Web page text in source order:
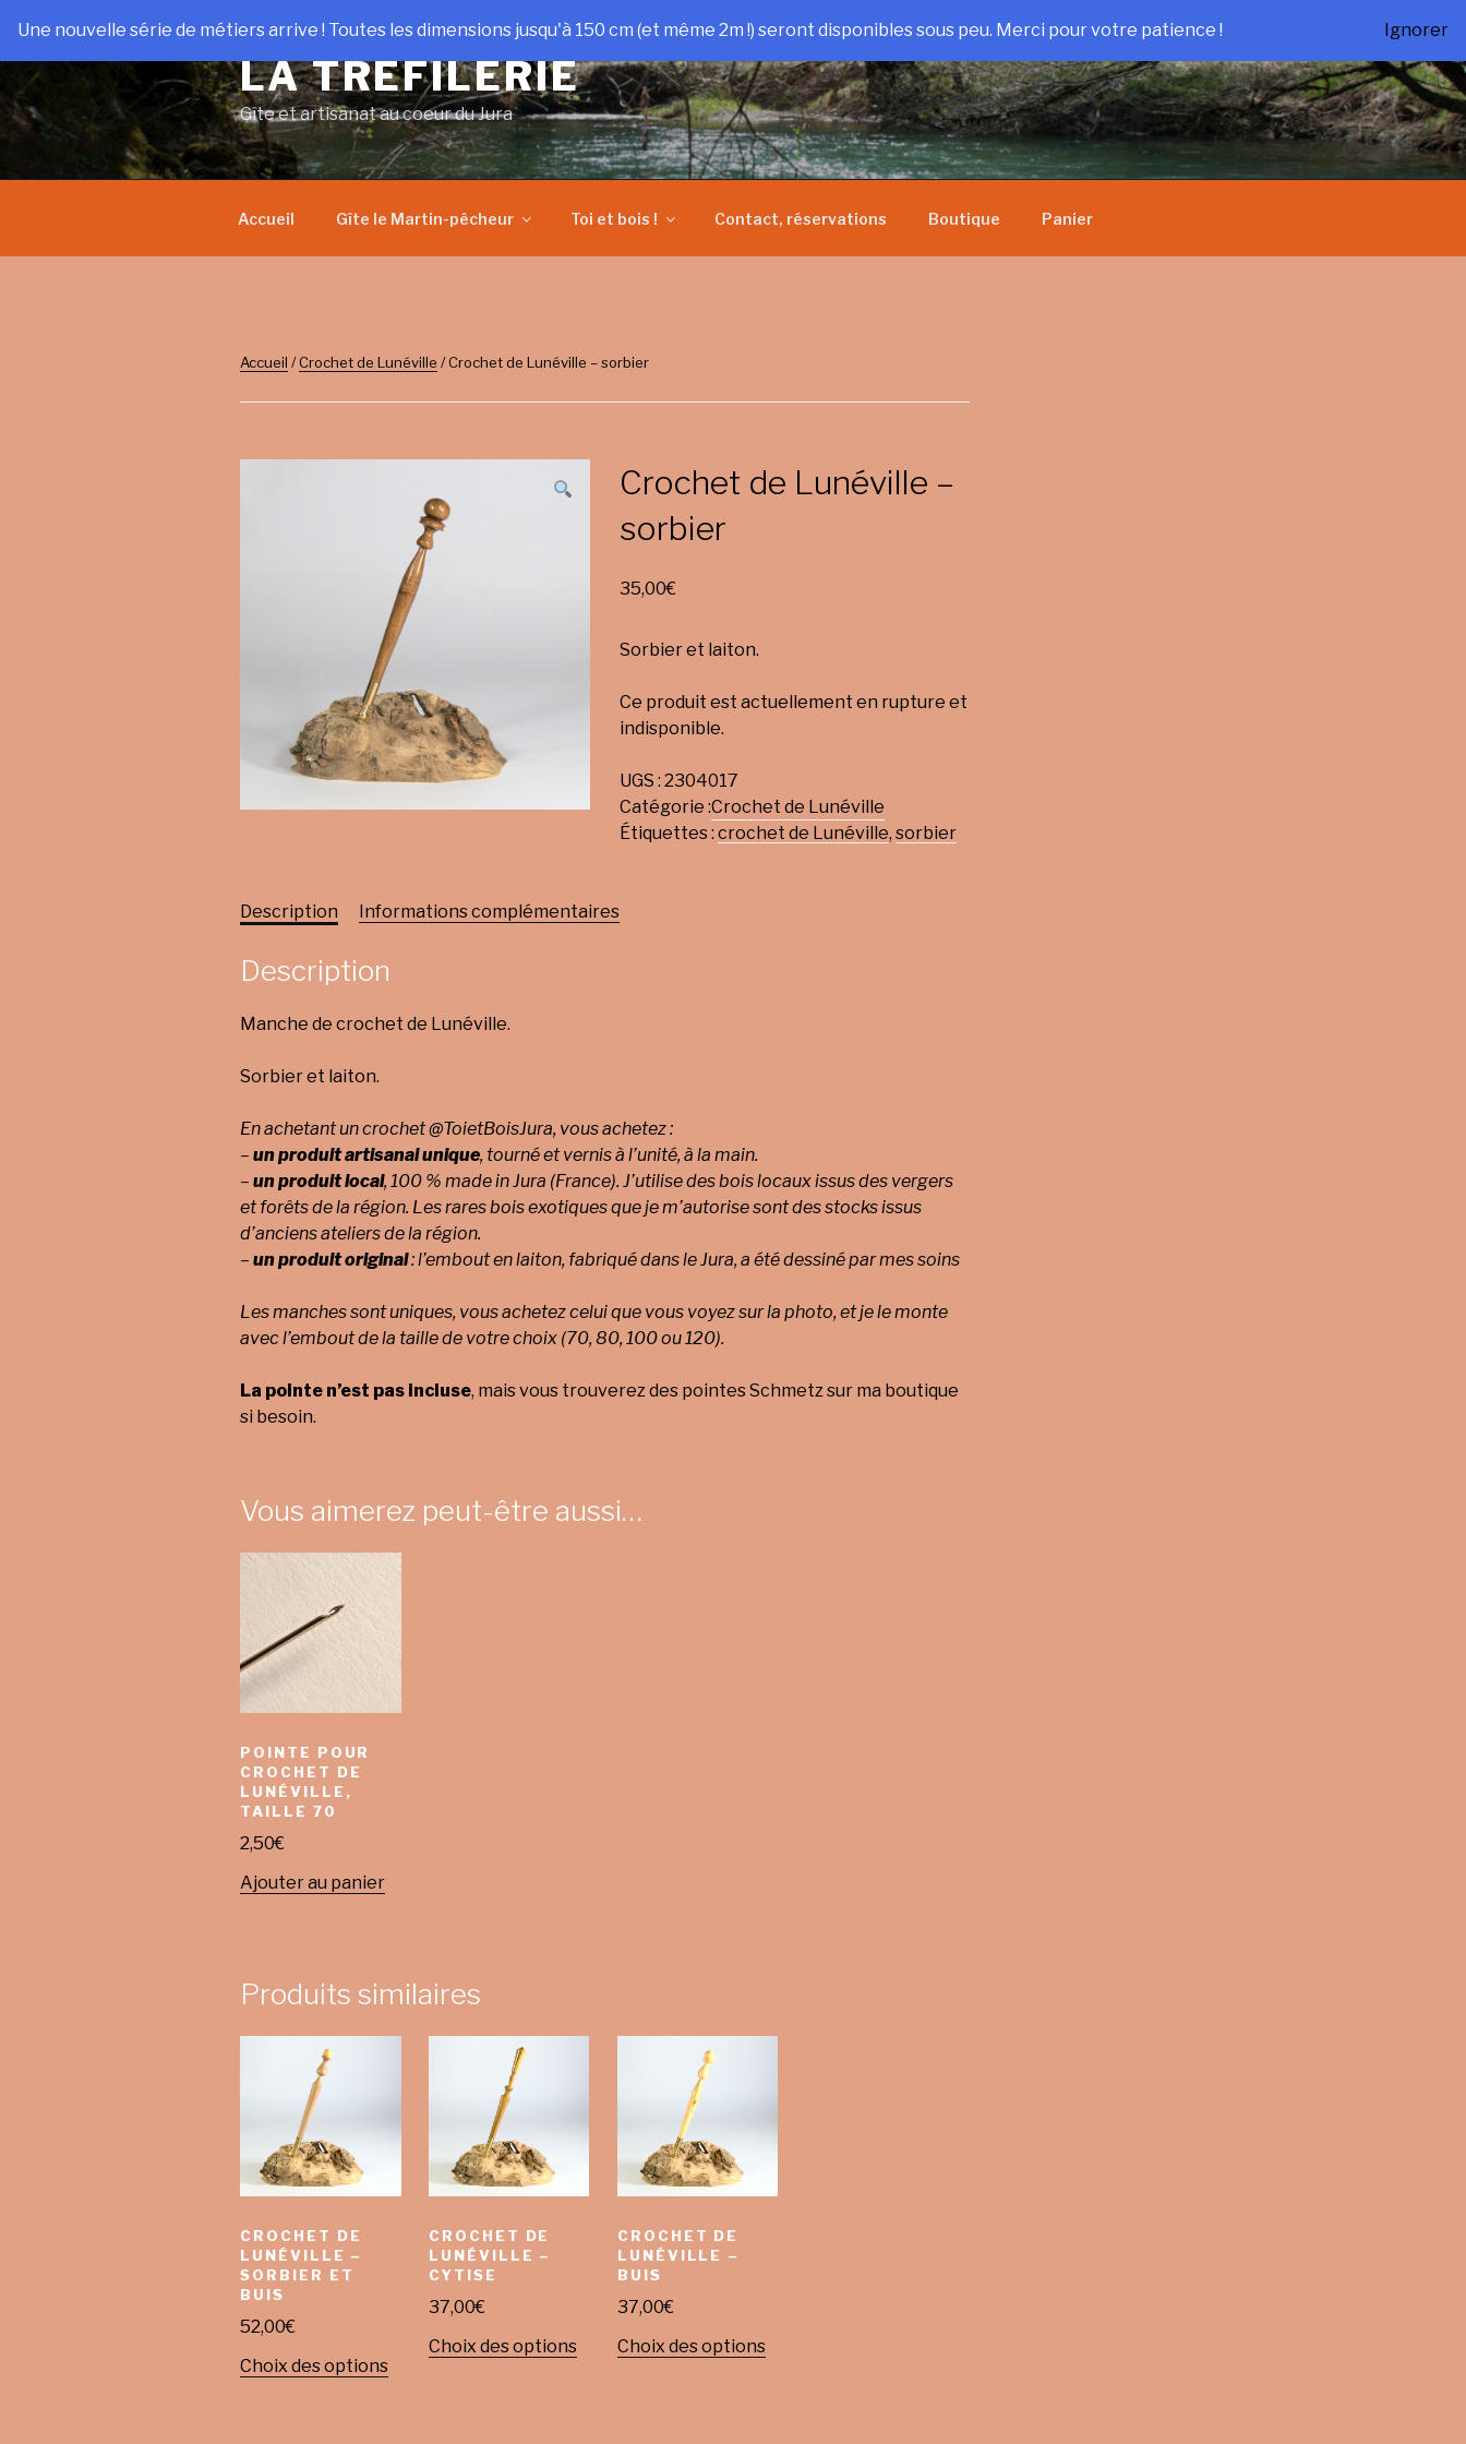
contenu
principal
LA TRÉFILERIE
Gîte et artisanat au coeur du Jura
Accueil Gîte le Martin-pêcheur Toi et bois ! Contact, réservations Boutique Panier
Accueil /Crochet de Lunéville / Crochet de Lunéville – sorbier
Crochet de Lunéville –
sorbier
35,00€
Sorbier et laiton.
Ce produit est actuellement en rupture et
indisponible.
UGS : 2304017
Catégorie :Crochet de Lunéville
Étiquettes : crochet de Lunéville, sorbier
Description Informations complémentaires
Description
Manche de crochet de Lunéville.
Sorbier et laiton.
En achetant un crochet @ToietBoisJura, vous achetez :
– un produit artisanal unique, tourné et vernis à l’unité, à la main.
– un produit local, 100 % made in Jura (France). J’utilise des bois locaux issus des vergers
et forêts de la région. Les rares bois exotiques que je m’autorise sont des stocks issus
d’anciens ateliers de la région.
– un produit original: l’embout en laiton, fabriqué dans le Jura, a été dessiné par mes soins
Les manches sont uniques, vous achetez celui que vous voyez sur la photo, et je le monte
avec l’embout de la taille de votre choix (70, 80, 100 ou 120).
La pointe n’est pas incluse, mais vous trouverez des pointes Schmetz sur ma boutique
si besoin.
Vous aimerez peut-être aussi…
POINTE POUR
CROCHET DE
LUNÉVILLE,
TAILLE 70
2,50€
Ajouter au panier
Produits similaires
CROCHET DE
LUNÉVILLE –
SORBIER ET
BUIS
52,00€
Choix des options
CROCHET DE
LUNÉVILLE –
CYTISE
37,00€
Choix des options
CROCHET DE
LUNÉVILLE –
BUIS
37,00€
Choix des options
Une nouvelle série de métiers arrive ! Toutes les dimensions jusqu'à 150 cm (et même 2m !) seront disponibles sous peu. Merci pour votre patience ! Ignorer